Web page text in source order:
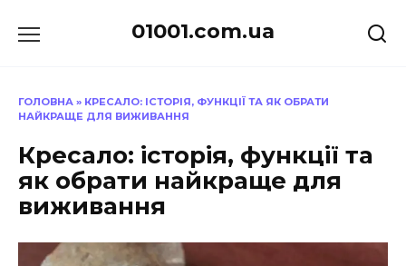
до
01001.com.ua
ГОЛОВНА » КРЕСАЛО: ІСТОРІЯ, ФУНКЦІЇ ТА ЯК ОБРАТИ
НАЙКРАЩЕ ДЛЯ ВИЖИВАННЯ
Кресало: історія, функції та
як обрати найкраще для
виживання